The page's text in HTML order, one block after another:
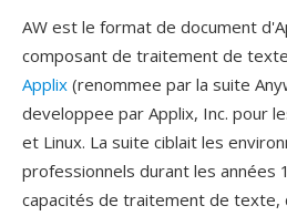
AW est le format de document
composant de traitement de
Applix (renommee par la suite
developpee par Applix, Inc. pour
et Linux. La suite ciblait les
professionnels durant les années
capacités de traitement de texte,